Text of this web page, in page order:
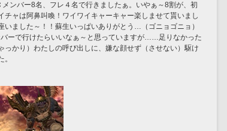
ンバー8名、フレ４名で行きましたぁ。いやぁ～8割が、初
チャは阿鼻叫喚！ワイワイキャーキャー楽しませて貰いまし
ました～！！蘇生いっぱいありがとう…（ゴニョゴニョ）
ーで行けたらいいなぁ～と思っていますが……足りなかった
っかり）わたしの呼び出しに、嫌な顔せず（させない）駆け